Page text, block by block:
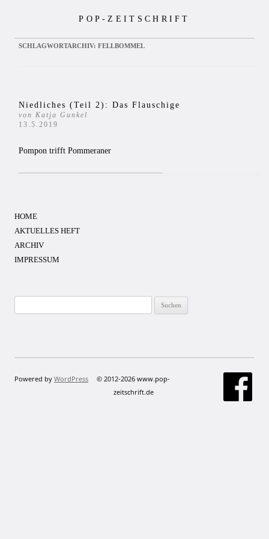
POP-ZEITSCHRIFT
SCHLAGWORTARCHIV: FELLBOMMEL
Niedliches (Teil 2): Das Flauschige
von Katja Gunkel
13.5.2019
Pompon trifft Pommeraner
HOME
AKTUELLES HEFT
ARCHIV
IMPRESSUM
nach:
Powered by WordPress
© 2012-2026 www.pop-
zeitschrift.de